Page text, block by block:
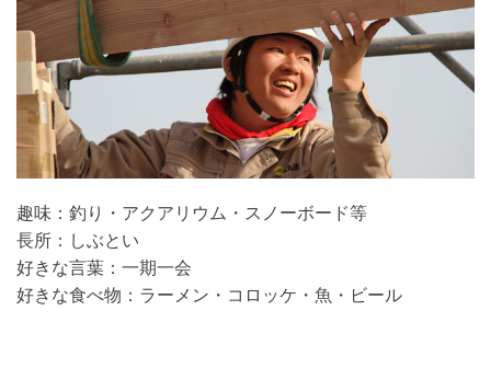
趣味： 釣り・アクアリウム・スノーボード等
長所： しぶとい
好きな言葉： 一期一会
好きな食べ物： ラーメン・コロッケ・魚・ビール